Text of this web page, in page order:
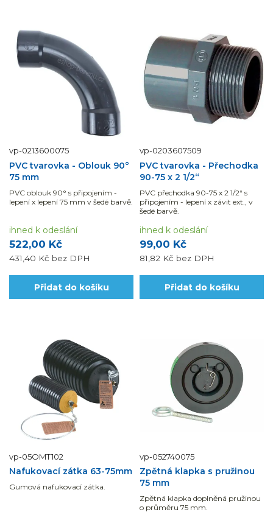
vp-0213600075
PVC tvarovka - Oblouk 90°
75 mm
PVC oblouk 90° s připojením -
lepení x lepení 75 mm v šedé barvě.
522,00 Kč
431,40 Kč bez DPH
ihned k odeslání
Přidat do košíku
vp-0203607509
PVC tvarovka - Přechodka
90-75 x 2 1/2“
PVC přechodka 90-75 x 2 1/2“ s
připojením - lepení x závit ext., v
šedé barvě.
99,00 Kč
81,82 Kč bez DPH
ihned k odeslání
Přidat do košíku
vp-05OMT102
Nafukovací zátka 63-75mm
Gumová nafukovací zátka.
vp-052740075
Zpětná klapka s pružinou
75 mm
Zpětná klapka doplněná pružinou
o průměru 75 mm.